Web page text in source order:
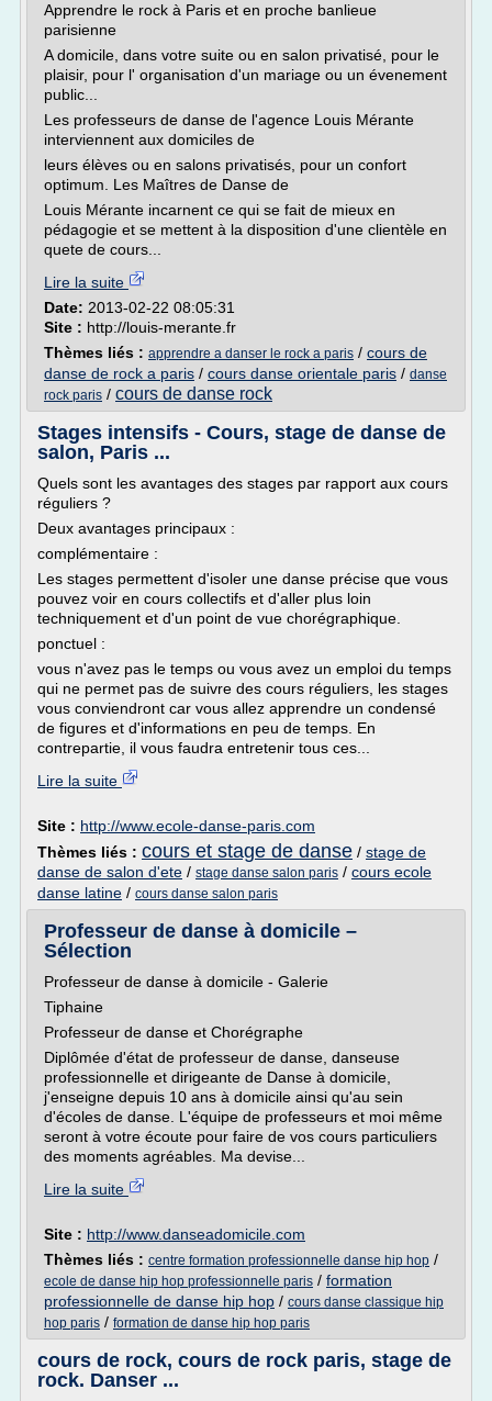
Apprendre le rock à Paris et en proche banlieue
parisienne
A domicile, dans votre suite ou en salon privatisé, pour le
plaisir, pour l' organisation d'un mariage ou un évenement
public...
Les professeurs de danse de l'agence Louis Mérante
interviennent aux domiciles de
leurs élèves ou en salons privatisés, pour un confort
optimum. Les Maîtres de Danse de
Louis Mérante incarnent ce qui se fait de mieux en
pédagogie et se mettent à la disposition d'une clientèle en
quete de cours...
Lire la suite
Date: 2013-02-22 08:05:31
Site : http://louis-merante.fr
Thèmes liés : apprendre a danser le rock a paris / cours de
danse de rock a paris / cours danse orientale paris / danse
rock paris / cours de danse rock
Stages intensifs - Cours, stage de danse de
salon, Paris ...
Quels sont les avantages des stages par rapport aux cours
réguliers ?
Deux avantages principaux :
complémentaire :
Les stages permettent d'isoler une danse précise que vous
pouvez voir en cours collectifs et d'aller plus loin
techniquement et d'un point de vue chorégraphique.
ponctuel :
vous n'avez pas le temps ou vous avez un emploi du temps
qui ne permet pas de suivre des cours réguliers, les stages
vous conviendront car vous allez apprendre un condensé
de figures et d'informations en peu de temps. En
contrepartie, il vous faudra entretenir tous ces...
Lire la suite
Site : http://www.ecole-danse-paris.com
Thèmes liés : cours et stage de danse / stage de
danse de salon d'ete / stage danse salon paris / cours ecole
danse latine / cours danse salon paris
Professeur de danse à domicile –
Sélection
Professeur de danse à domicile - Galerie
Tiphaine
Professeur de danse et Chorégraphe
Diplômée d'état de professeur de danse, danseuse
professionnelle et dirigeante de Danse à domicile,
j'enseigne depuis 10 ans à domicile ainsi qu'au sein
d'écoles de danse. L'équipe de professeurs et moi même
seront à votre écoute pour faire de vos cours particuliers
des moments agréables. Ma devise...
Lire la suite
Site : http://www.danseadomicile.com
Thèmes liés : centre formation professionnelle danse hip hop /
ecole de danse hip hop professionnelle paris / formation
professionnelle de danse hip hop / cours danse classique hip
hop paris / formation de danse hip hop paris
cours de rock, cours de rock paris, stage de
rock. Danser ...